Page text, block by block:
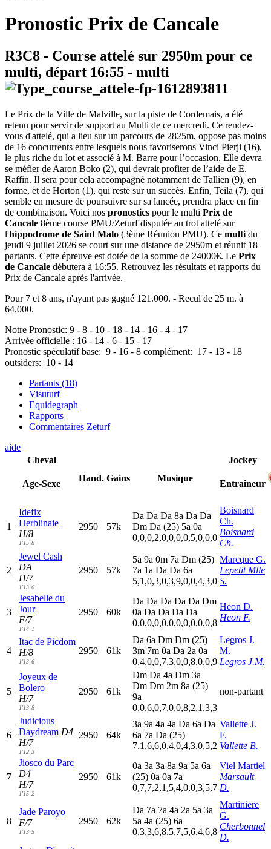
Pronostic Prix de Cancale
R3C8 - Course attelé sur 2950m pour ce
multi, départ 16:55 - multi
Le Prix de la Ville de Malville, sur la piste de Cordemais, a été
retenu pour servir de support au Multi de ce mercredi. Ce rendez-
vous d'attelé, qui a lieu sur un parcours de 2825m, oppose pas moins
de 16 concurrents entre lesquels nous favoriserons Vinci Pierji (16),
le plus riche du lot et associé à M. Barre pour l’occasion. Elle devra
se méfier de Aaron Boko (2), qui devrait profiter de l’aide de E.
Raffin. Il sera pour cela accompagné notamment de Tallien (9), en
forme, et de Horton (1), qui reste sur un succès. Enfin, Teila (7), qui
semble en mesure de poursuivre sur sa lancée, prendra place en fin
de combinaison. Voici nos pronostics pour le multi Prix de
Cancale 8ème course PMU/Zeturf disputée au trot attelé sur
l'hippodrome de Saint Malo (3ème Réunion PMU). Ce multi du
jeudi 9 juillet 2026 se court sur une distance de 2950m et réunit 18
partants. Cette épreuve est dotée de la somme de 24000€. Le Prix
de Cancale débutera à 16:55. Retrouvez les résultats et rapports du
Prix de Cancale après l'arrivée.
Pour 7 et 8 ans, n'ayant pas gagné 121.000. - Recul de 25 m. à
64.000.
Notre Pronostic: 9 - 8 - 10 - 18 - 14 - 16 - 4 - 17
Arrivée officielle : 16 - 14 - 6 - 15 - 17
Pronostic spéculatif base: 9 - 16 - 8 complément: 17 - 13 - 18
outsiders: 10 - 14
Partants (18)
Visuturf
Equidegraph
Rapports
Commentaires Zeturf
aide
Cheval
Age-Sexe
Hand. Gains Musique
Jockey
Entraineur
1
Idefix
Herblinaie
H/8
1'15"8
2950 57k
Da Da Da 8a Da Da
Dm Da (25) 5a 0a
0,0,0,2,0,0,0,0,5,0,0,0
Boisnard
Ch.
Boisnard
Ch.
2
Jewel Cash
DA
H/7
1'13"6
2950 57k
5a 9a 0m 7a Dm (25)
7a 1a Da Da 6a
5,1,0,3,0,3,9,0,0,4,3,0
Marcque G.
Lepetit Mlle
S.
3
Jesabelle du
Jour
F/7
1'14"1
2950 60k
Da Da Da Da Da Dm
0a Da Da Da Da
0,0,0,0,0,0,0,0,0,0,0,8
Heon D.
Heon F.
4
Itac de Picdom
H/8
1'13"6
2950 61k
Da 6a Dm Dm (25)
3m 7m 0a Da 2a 0a
0,4,0,0,7,3,0,0,8,0,0,9
Legros J.
M.
Legros J.M.
5
Joyeux de
Bolero
H/7
1'13"8
2950 61k
Dm Da 4a Dm 3a
Dm Dm 2m 8a (25)
9a
0,0,6,0,7,0,0,8,2,1,3,3
non-partant
6
Judicious
Daydream D4
H/7
1'12"3
2950 64k
3a 9a 4a 4a Da 6a Da
6a 7a Da (25)
7,1,6,6,0,4,0,4,3,0,5,2
Vallette J.
F.
Vallette B.
7
Jiosco du Parc
D4
H/7
1'15"2
2950 61k
0a 3a 3a 8a 9a 5a 6a
(25) 0a 0a 7a
0,7,7,2,1,5,4,0,0,3,5,7
Viel Martiel
Marsault
D.
8
Jade Paroyo
F/7
1'13"5
2950 62k
Da 7a 7a 4a 2a 5a 3a
5a 4a (25) 6a
0,3,3,6,8,5,7,5,6,4,6,8
Martiniere
G.
Cherbonnel
D.